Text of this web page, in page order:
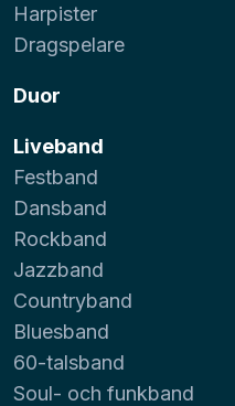
Harpister
Dragspelare
Duor
Liveband
Festband
Dansband
Rockband
Jazzband
Countryband
Bluesband
60-talsband
Soul- och funkband